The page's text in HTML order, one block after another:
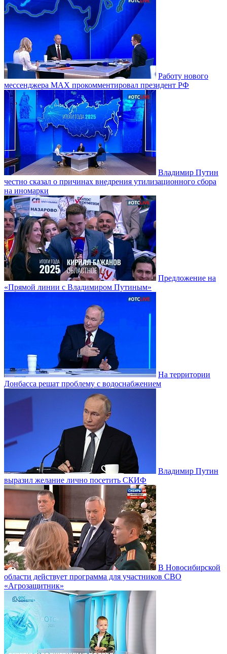
Работу нового
мессенджера MAX прокомментировал президент РФ
Владимир Путин
честно сказал о причинах внедрения утилизационного сбора
на иномарки
Предложение на
«Прямой линии с Владимиром Путиным»
На территории
Донбасса решат проблему с водоснабжением
Владимир Путин
выразил желание лично посетить СКИФ
В Новосибирской
области действует программа для участников СВО
«Агрозащитник»